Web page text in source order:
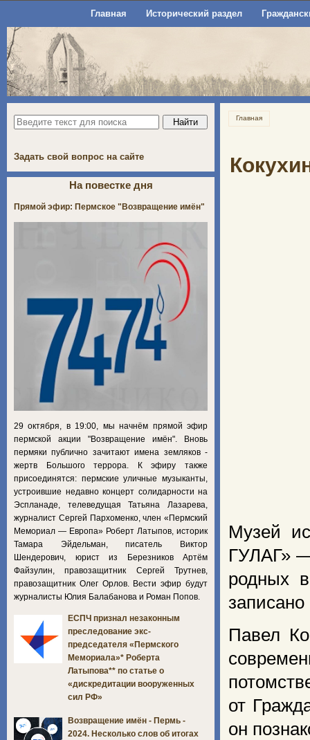
Главная Исторический раздел
Главная
Музей
ГУЛАГ»
родных
записано
Павел
от
он
Задать свой вопрос на сайте
На повестке дня
Прямой эфир: Пермское "Возвращение имён"
29 октября, в 19:00, мы начнём прямой эфир
пермской акции "Возвращение имён". Вновь
пермяки публично зачитают имена земляков -
жертв Большого террора. К эфиру также
присоединятся: пермские уличные музыканты,
устроившие недавно концерт солидарности на
Эспланаде, телеведущая Татьяна Лазарева,
журналист Сергей Пархоменко, член «Пермский
Мемориал — Европа» Роберт Латыпов, историк
Тамара Эйдельман, писатель Виктор
Шендерович, юрист из Березников Артём
Файзулин, правозащитник Сергей Трутнев,
правозащитник Олег Орлов. Вести эфир будут
журналисты Юлия Балабанова и Роман Попов.
ЕСПЧ признал незаконным
преследование экс-
председателя «Пермского
Мемориала»* Роберта
Латыпова** по статье о
«дискредитации вооруженных
сил РФ»
Возвращение имён - Пермь -
2024. Несколько слов об итогах